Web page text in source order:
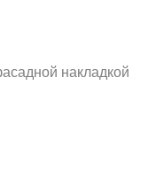
накладкой